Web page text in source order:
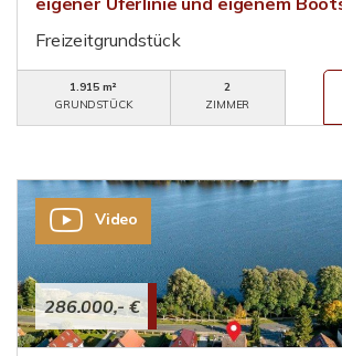
Freizeitgrundstück
1.915 m²
GRUNDSTÜCK
2
ZIMMER
286.000,- €
Video